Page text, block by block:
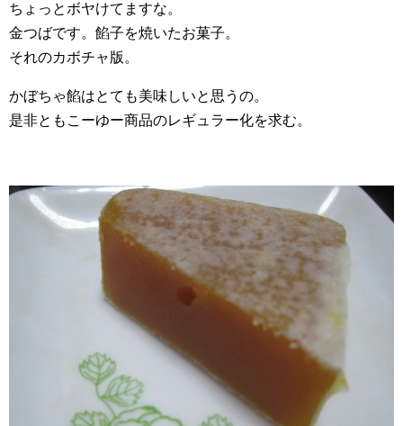
ちょっとボヤけてますな。
金つばです。餡子を焼いたお菓子。
それのカボチャ版。
かぼちゃ餡はとても美味しいと思うの。
是非ともこーゆー商品のレギュラー化を求む。